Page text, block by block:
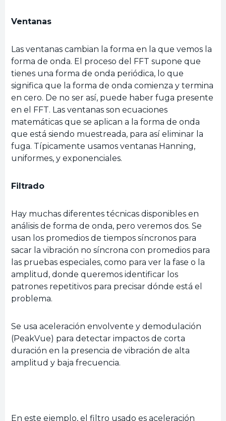
Ventanas
Las ventanas cambian la forma en la que vemos la
forma de onda. El proceso del FFT supone que
tienes una forma de onda periódica, lo que
significa que la forma de onda comienza y termina
en cero. De no ser así, puede haber fuga presente
en el FFT. Las ventanas son ecuaciones
matemáticas que se aplican a la forma de onda
que está siendo muestreada, para así eliminar la
fuga. Típicamente usamos ventanas Hanning,
uniformes, y exponenciales.
Filtrado
Hay muchas diferentes técnicas disponibles en
análisis de forma de onda, pero veremos dos. Se
usan los promedios de tiempos síncronos para
sacar la vibración no síncrona con promedios para
las pruebas especiales, como para ver la fase o la
amplitud, donde queremos identificar los
patrones repetitivos para precisar dónde está el
problema.
Se usa aceleración envolvente y demodulación
(PeakVue) para detectar impactos de corta
duración en la presencia de vibración de alta
amplitud y baja frecuencia.
En este ejemplo, el filtro usado es aceleración